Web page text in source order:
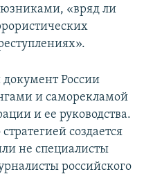
«вряд ли
документ России
и саморекламой
и ее руководства.
создается
не специалисты
российского